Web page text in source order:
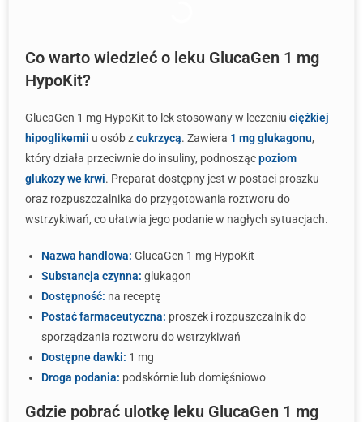
Co warto wiedzieć o leku GlucaGen 1 mg
HypoKit?
GlucaGen 1 mg HypoKit to lek stosowany w leczeniu ciężkiej
hipoglikemii u osób zcukrzycą. Zawiera 1 mg glukagonu,
który działa przeciwnie do insuliny, podnoszącpoziom
glukozy we krwi. Preparat dostępny jest w postaci proszku
oraz rozpuszczalnika do przygotowania roztworu do
wstrzykiwań, co ułatwia jego podanie w nagłych sytuacjach.
Nazwa handlowa: GlucaGen 1 mg HypoKit
Substancja czynna: glukagon
Dostępność: na receptę
Postać farmaceutyczna: proszek i rozpuszczalnik do
sporządzania roztworu do wstrzykiwań
Dostępne dawki: 1 mg
Droga podania: podskórnie lub domięśniowo
Gdzie pobrać ulotkę leku GlucaGen 1 mg